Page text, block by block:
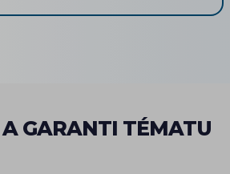
GARANTI TÉMATU